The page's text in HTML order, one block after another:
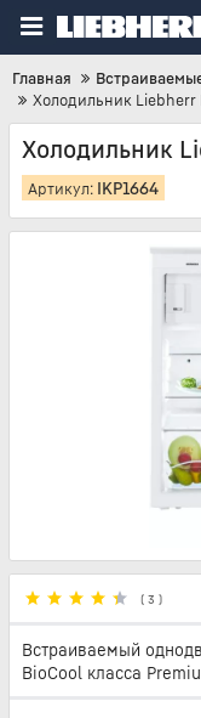
Главная
Холодильник Liebherr
Холодильник
Артикул: IKP1664
( 3 )
Встраиваемый
BioCool класса